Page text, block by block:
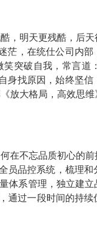
，明天更残酷，后
茫，在统仕公司内
突破自我，常言道
身找原因，始终坚
放大格局，高效思
在不忘品质初心的
员品控系统，梳理
体系管理，独立建
通过一段时间的持